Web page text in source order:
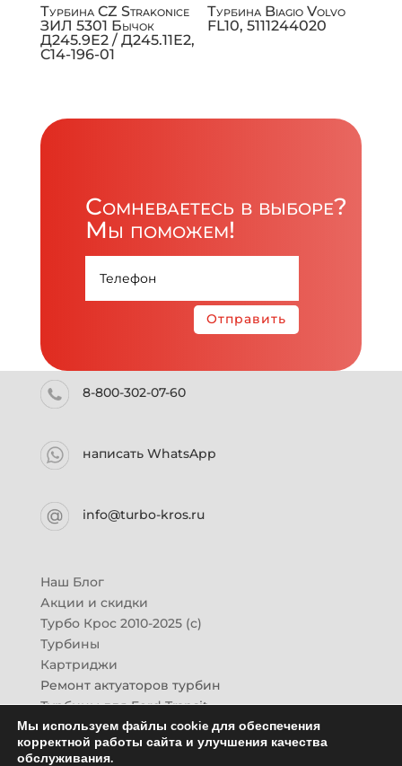
Турбина CZ Strakonice
ЗИЛ 5301 Бычок
Д245.9Е2 / Д245.11Е2,
C14-196-01
Турбина Biagio Volvo
FL10, 5111244020
Сомневаетесь в выборе?
Мы поможем!
Отправить
8-800-302-07-60
написать WhatsApp
info@turbo-kros.ru
Наш Блог
Акции и скидки
Турбо Крос 2010-2025 (с)
Турбины
Картриджи
Ремонт актуаторов турбин
Турбины для Ford Transit
Турбины для Mazda CX-7
Картридж для ГАЗон-Next
Мы используем файлы cookie для обеспечения
корректной работы сайта и улучшения качества
обслуживания.